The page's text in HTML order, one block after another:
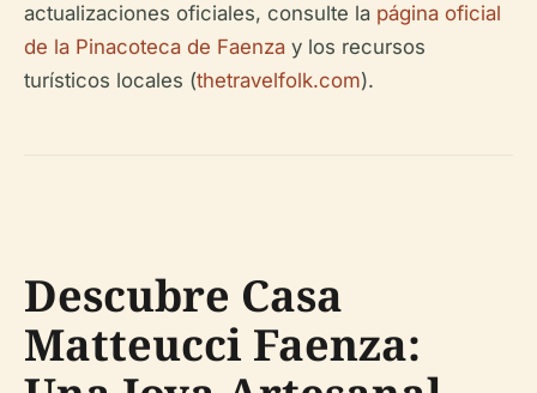
actualizaciones oficiales, consulte la página oficial
de la Pinacoteca de Faenza y los recursos
turísticos locales (thetravelfolk.com).
Descubre Casa
Matteucci Faenza: